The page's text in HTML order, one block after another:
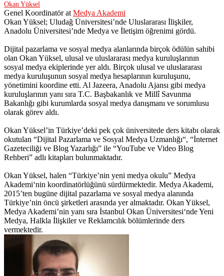
Okan Yüksel
Genel Koordinatörat Medya Akademi
Okan Yüksel; Uludağ Üniversitesi’nde Uluslararası İlişkiler,
Anadolu Üniversitesi’nde Medya ve İletişim öğrenimi gördü.
Dijital pazarlama ve sosyal medya alanlarında birçok ödülün sahibi
olan Okan Yüksel, ulusal ve uluslararası medya kuruluşlarının
sosyal medya ekiplerinde yer aldı. Birçok ulusal ve uluslararası
medya kuruluşunun sosyal medya hesaplarının kuruluşunu,
yönetimini koordine etti. Al Jazeera, Anadolu Ajansı gibi medya
kuruluşlarının yanı sıra T.C. Başbakanlık ve Millî Savunma
Bakanlığı gibi kurumlarda sosyal medya danışmanı ve sorumlusu
olarak görev aldı.
Okan Yüksel’in Türkiye’deki pek çok üniversitede ders kitabı olarak
okutulan “Dijital Pazarlama ve Sosyal Medya Uzmanlığı“, “İnternet
Gazeteciliği ve Blog Yazarlığı” ile “YouTube ve Video Blog
Rehberi” adlı kitapları bulunmaktadır.
Okan Yüksel, halen “Türkiye’nin yeni medya okulu” Medya
Akademi‘nin koordinatörlüğünü sürdürmektedir. Medya Akademi,
2015’ten bugüne dijital pazarlama ve sosyal medya alanında
Türkiye’nin öncü şirketleri arasında yer almaktadır. Okan Yüksel,
Medya Akademi’nin yanı sıra İstanbul Okan Üniversitesi‘nde Yeni
Medya, Halkla İlişkiler ve Reklamcılık bölümlerinde ders
vermektedir.